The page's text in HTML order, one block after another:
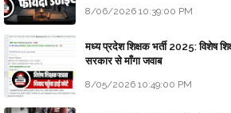
8/06/2026 10:39:00 PM
मध्य प्रदेश शिक्षक भर्ती 2025: विशेष
सरकार से माँगा जवाब
8/05/2026 10:49:00 PM